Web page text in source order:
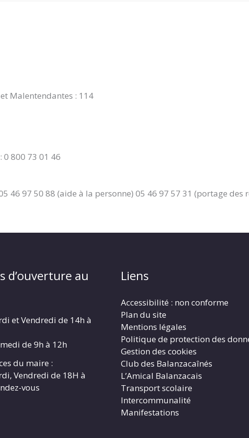
Malentendantes : 114
800 73 01 46
46 97 50 88 (aide à la personne) 05 46 97 57 31 (portage des
d’ouverture au
et Vendredi de 14h à
de 9h à 12h
du maire :
Vendredi de 18H à
vous
Liens
Accessibilité : non conforme
Plan du site
Mentions légales
Politique de protection des
Gestion des cookies
Club des Balanzacaînés
L’Amical Balanzacais
Transport scolaire
Intercommunalité
Manifestations